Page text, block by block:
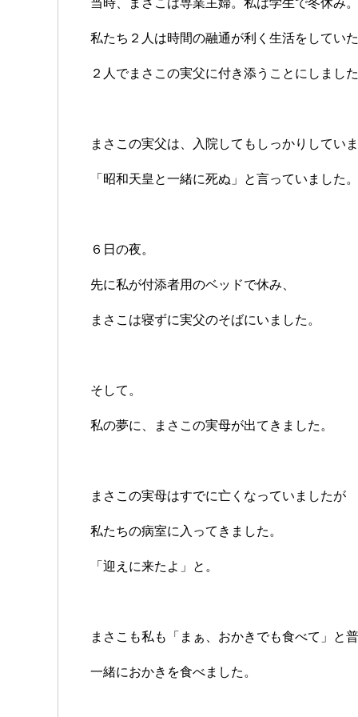
当時、まさこは専業主婦。私は学生で冬休み。
私たち２人は時間の融通が利く生活をしてい
２人でまさこの実父に付き添うことにしました
まさこの実父は、入院してもしっかりしてい
「昭和天皇と一緒に死ぬ」と言っていました。
６日の夜。
先に私が付添者用のベッドで休み、
まさこは寝ずに実父のそばにいました。
そして。
私の夢に、まさこの実母が出てきました。
まさこの実母はすでに亡くなっていましたが
私たちの病室に入ってきました。
「迎えに来たよ」と。
まさこも私も「まぁ、おかきでも食べて」と普
一緒におかきを食べました。